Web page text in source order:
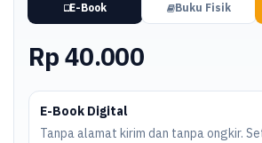
E-Book Buku Fisik
Rp 40.000
E-Book Digital
Tanpa alamat kirim dan tanpa ongkir.